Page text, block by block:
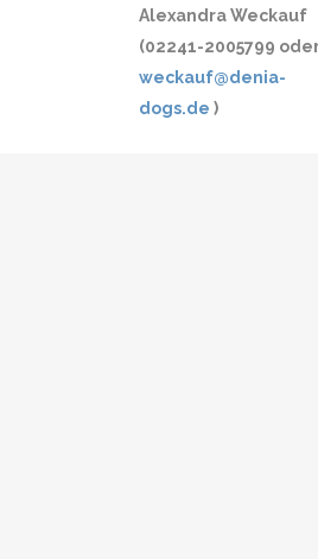
Alexandra Weckauf
(02241-2005799
weckauf@denia-
dogs.de )